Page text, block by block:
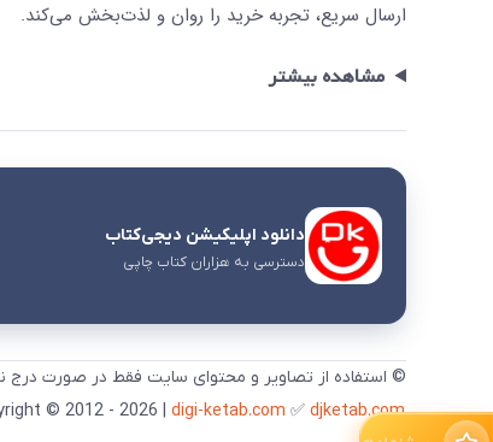
ارسال سریع، تجربه خرید را روان و لذت‌بخش می‌کند.
مشاهده بیشتر
دانلود اپلیکیشن دیجی‌کتاب
دسترسی به هزاران کتاب چاپی
© استفاده از تصاویر و محتوای سایت فقط در صورت درج
Copyright © 2012 - 2026 |
digi-ketab.com ✅ djketab.com